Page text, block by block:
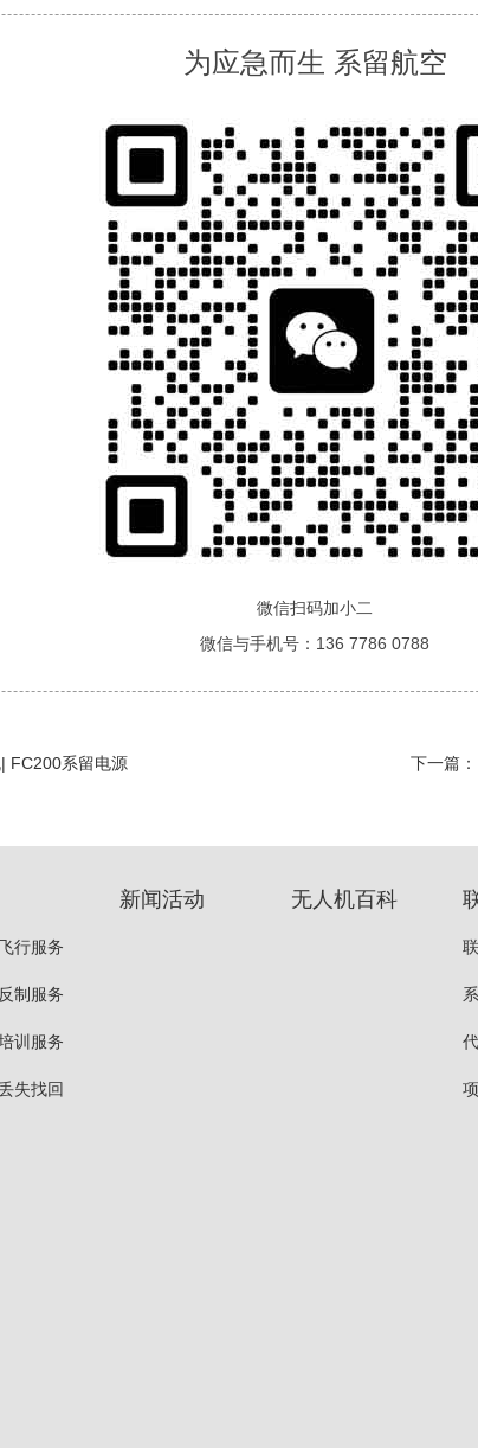
为应急而生 系留航空
微信扫码加小二
微信与手机号：136 7786 0788
FC200系留电源 下一篇：
行服务
制服务
训服务
失找回
新闻活动 无人机百科